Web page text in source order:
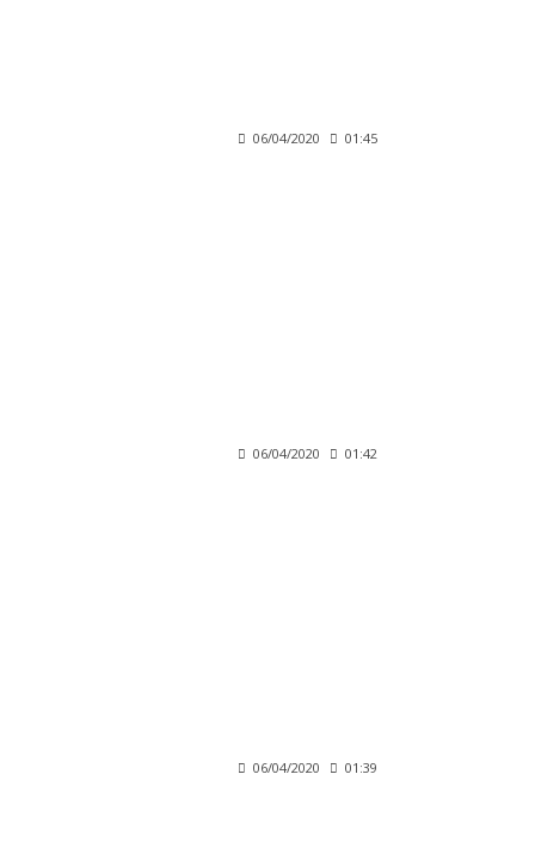
06/04/2020 01:45
06/04/2020 01:42
06/04/2020 01:39